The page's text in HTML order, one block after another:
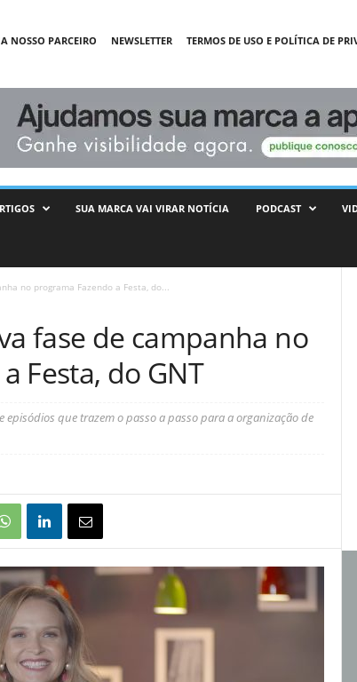
NOSSO PARCEIRO NEWSLETTER TERMOS DE USO E POLÍTICA DE
SUA MARCA VAI VIRAR NOTÍCIA PODCAST
no programa Fazendo a Festa, do...
fase de campanha no
Festa, do GNT
que trazem o passo a passo para a organização de